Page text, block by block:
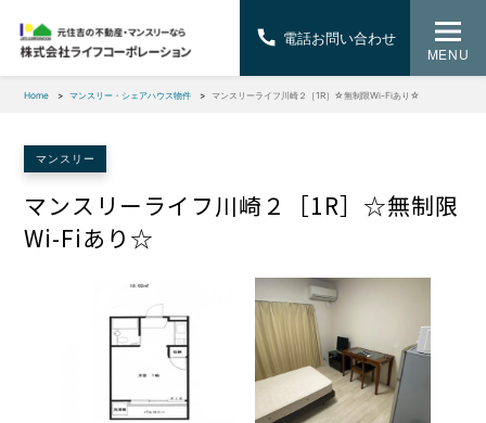
MENU
Home マンスリー・シェアハウス物件 マンスリーライフ川崎２［1R］☆無制限Wi-Fiあり☆
マンスリー
マンスリーライフ川崎２［1R］☆無制限
Wi-Fiあり☆
電話お問い合わせ